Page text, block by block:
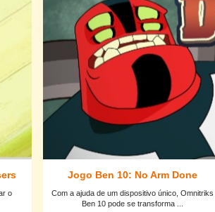
o
Jogo Ben 10: No Arm Done
Com a ajuda de um dispositivo único, Omnitriks
Ben 10 pode se transforma ...